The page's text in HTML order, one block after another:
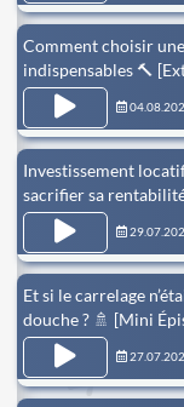
Comment choisir
indispensables 🔨
Investissement
sacrifier sa
Et si le carrelage
douche ? 🚿 [Mini